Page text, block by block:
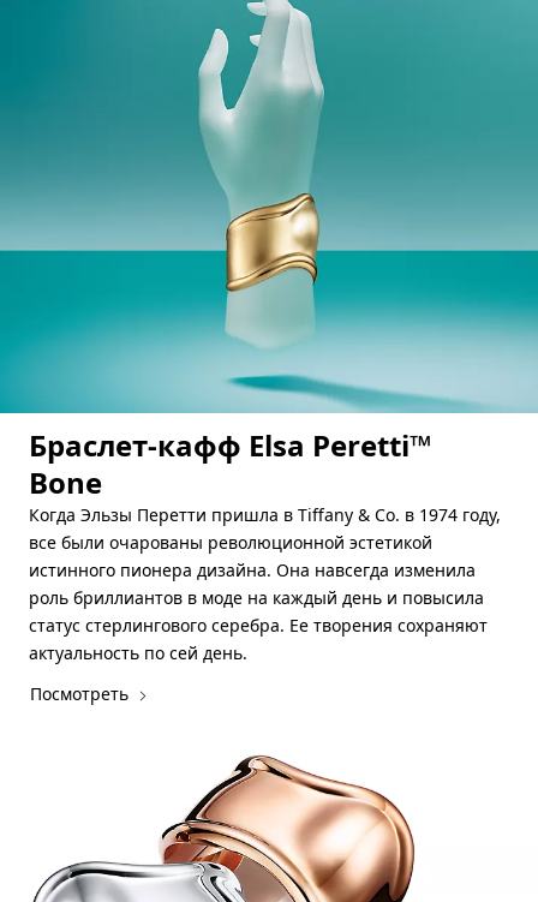
Браслет-кафф Elsa Peretti™
Bone
Когда Эльзы Перетти пришла в Tiffany & Co. в 1974 году,
все были очарованы революционной эстетикой
истинного пионера дизайна. Она навсегда изменила
роль бриллиантов в моде на каждый день и повысила
статус стерлингового серебра. Ее творения сохраняют
актуальность по сей день.
Посмотреть